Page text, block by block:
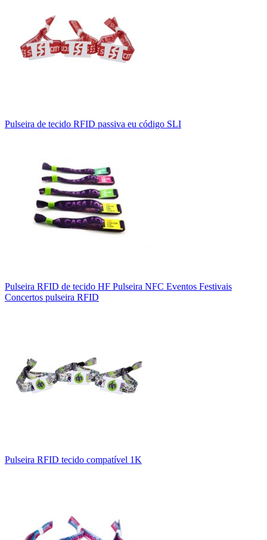
Pulseira de tecido RFID passiva eu código SLI
Pulseira RFID de tecido HF Pulseira NFC Eventos Festivais
Concertos pulseira RFID
Pulseira RFID tecido compatível 1K